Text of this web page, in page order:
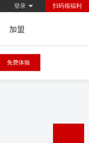
扫码领福利
登录
加盟
免费体验